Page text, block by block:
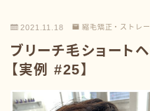
サイトマップ
サロンワーク実例
2021.11.18 縮毛矯正・ストレ
ブリーチ毛ショート
【実例 #25】